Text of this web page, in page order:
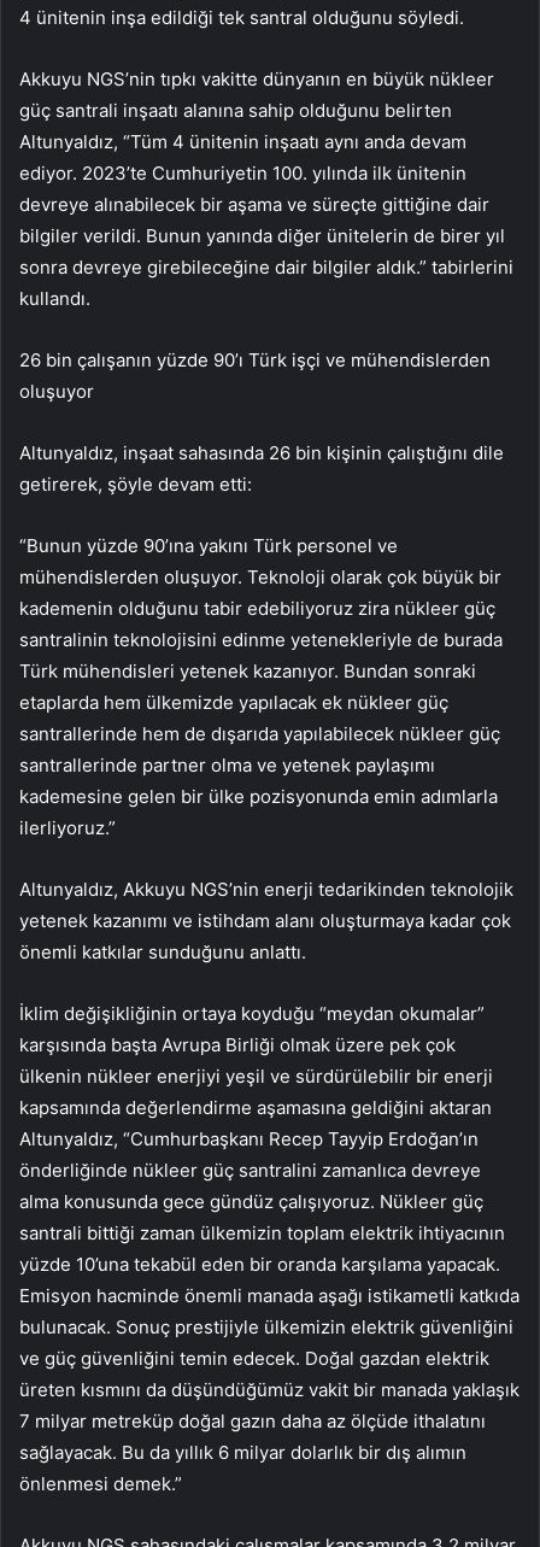
4 ünitenin inşa edildiği tek santral olduğunu söyledi.
Akkuyu NGS’nin tıpkı vakitte dünyanın en büyük nükleer
güç santrali inşaatı alanına sahip olduğunu belirten
Altunyaldız, “Tüm 4 ünitenin inşaatı aynı anda devam
ediyor. 2023’te Cumhuriyetin 100. yılında ilk ünitenin
devreye alınabilecek bir aşama ve süreçte gittiğine dair
bilgiler verildi. Bunun yanında diğer ünitelerin de birer yıl
sonra devreye girebileceğine dair bilgiler aldık.” tabirlerini
kullandı.
26 bin çalışanın yüzde 90’ı Türk işçi ve mühendislerden
oluşuyor
Altunyaldız, inşaat sahasında 26 bin kişinin çalıştığını dile
getirerek, şöyle devam etti:
“Bunun yüzde 90’ına yakını Türk personel ve
mühendislerden oluşuyor. Teknoloji olarak çok büyük bir
kademenin olduğunu tabir edebiliyoruz zira nükleer güç
santralinin teknolojisini edinme yetenekleriyle de burada
Türk mühendisleri yetenek kazanıyor. Bundan sonraki
etaplarda hem ülkemizde yapılacak ek nükleer güç
santrallerinde hem de dışarıda yapılabilecek nükleer güç
santrallerinde partner olma ve yetenek paylaşımı
kademesine gelen bir ülke pozisyonunda emin adımlarla
ilerliyoruz.”
Altunyaldız, Akkuyu NGS’nin enerji tedarikinden teknolojik
yetenek kazanımı ve istihdam alanı oluşturmaya kadar çok
önemli katkılar sunduğunu anlattı.
İklim değişikliğinin ortaya koyduğu “meydan okumalar”
karşısında başta Avrupa Birliği olmak üzere pek çok
ülkenin nükleer enerjiyi yeşil ve sürdürülebilir bir enerji
kapsamında değerlendirme aşamasına geldiğini aktaran
Altunyaldız, “Cumhurbaşkanı Recep Tayyip Erdoğan’ın
önderliğinde nükleer güç santralini zamanlıca devreye
alma konusunda gece gündüz çalışıyoruz. Nükleer güç
santrali bittiği zaman ülkemizin toplam elektrik ihtiyacının
yüzde 10’una tekabül eden bir oranda karşılama yapacak.
Emisyon hacminde önemli manada aşağı istikametli katkıda
bulunacak. Sonuç prestijiyle ülkemizin elektrik güvenliğini
ve güç güvenliğini temin edecek. Doğal gazdan elektrik
üreten kısmını da düşündüğümüz vakit bir manada yaklaşık
7 milyar metreküp doğal gazın daha az ölçüde ithalatını
sağlayacak. Bu da yıllık 6 milyar dolarlık bir dış alımın
önlenmesi demek.”